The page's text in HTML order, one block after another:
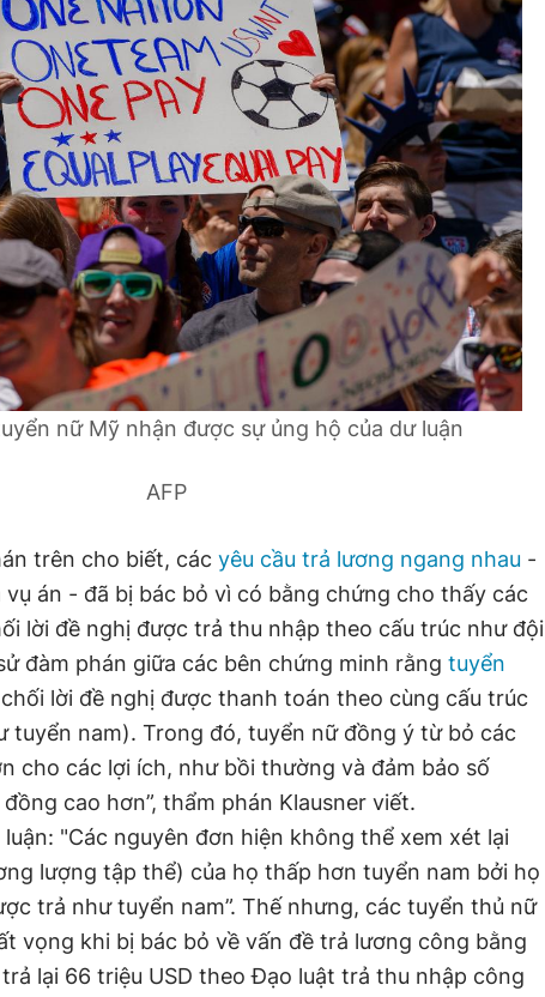
nữ Mỹ nhận được sự ủng hộ của dư luận
AFP
trên cho biết, các yêu cầu trả lương ngang nhau -
án - đã bị bác bỏ vì có bằng chứng cho thấy các
lời đề nghị được trả thu nhập theo cấu trúc như đội
đàm phán giữa các bên chứng minh rằng tuyển
lời đề nghị được thanh toán theo cùng cấu trúc
tuyển nam). Trong đó, tuyển nữ đồng ý từ bỏ các
cho các lợi ích, như bồi thường và đảm bảo số
cao hơn”, thẩm phán Klausner viết.
"Các nguyên đơn hiện không thể xem xét lại
lượng tập thể) của họ thấp hơn tuyển nam bởi họ
trả như tuyển nam”. Thế nhưng, các tuyển thủ nữ
vọng khi bị bác bỏ về vấn đề trả lương công bằng
lại 66 triệu USD theo Đạo luật trả thu nhập công